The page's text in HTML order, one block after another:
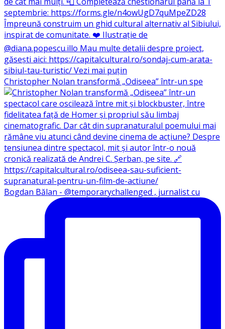
Christopher Nolan transformă „Odiseea” într-un spe
Bogdan Bălan - @temporarychallenged , jurnalist cu